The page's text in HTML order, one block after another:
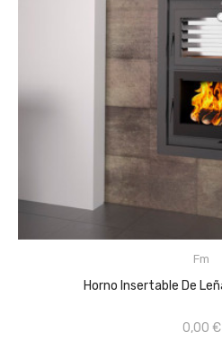
Fm
Horno Insertable De
0,00 €
CONSULTAR PRECIO EN
AÑADIR